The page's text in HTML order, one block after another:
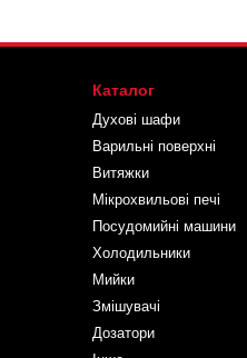
Каталог
Духові шафи
Варильні поверхні
Витяжки
Мікрохвильові печі
Посудомийні машини
Холодильники
Мийки
Змішувачі
Дозатори